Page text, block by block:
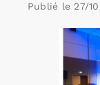
Publié le 27/
l'image
agrandie